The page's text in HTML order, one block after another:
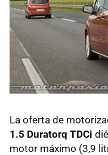
La oferta de
1.5 Duratorq TDCi
motor máximo (3,9